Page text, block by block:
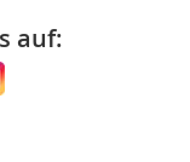
auf: